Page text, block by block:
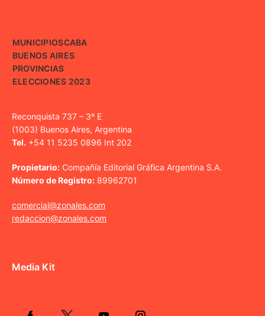
MUNICIPIOSCABA
BUENOS AIRES
PROVINCIAS
ELECCIONES 2023
Reconquista 737 – 3º E
(1003) Buenos Aires, Argentina
Tel. +54 11 5235 0896 Int 202
Propietario: Compañía Editorial Gráfica Argentina S.A.
Número de Registro: 89962701
comercial@zonales.com
redaccion@zonales.com
Media Kit